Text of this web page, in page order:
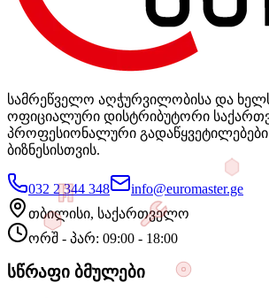
სამრეწველო აღჭურვილობისა და
ოფიციალური დისტრიბუტორი
პროფესიონალური გადაწყვეტილებები
ბიზნესისთვის.
032 2 344 348
info@euromaster.ge
თბილისი, საქართველო
ორშ - პარ: 09:00 - 18:00
სწრაფი ბმულები